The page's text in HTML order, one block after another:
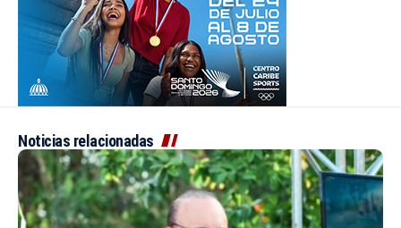
Noticias relacionadas